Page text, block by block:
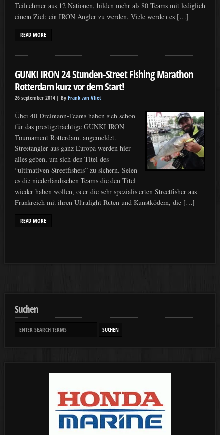
Teilnehmer aus 12 Nationen, bilden mehr als 80 Teams mit lediglich
einem Ziel: ein IRON Angler zu werden. Viele werden es […]
READ MORE
GUNKI IRON 24 Stunden-Street Fishing Marathon
Rotterdam kurz vor dem Start!
26 september 2014 | By Frank van Vliet
Über 40 Dreimann-Teams haben sich schon
für das prestigeträchtige GUNKI IRON
Tournament Rotterdam. angemeldet.
Streetangler aus ganz Europa werden hier
alles geben, um sich den Titel des
“ultimativen Streetfishers” zu sichern. Seien
es die niederländischen Teams die den Titel
wieder haben wollen, oder die sehr spezialisierten Streetfisher aus
Frankreich mit ihren Ultralight Ruten und Kunstködern, die […]
READ MORE
Suchen